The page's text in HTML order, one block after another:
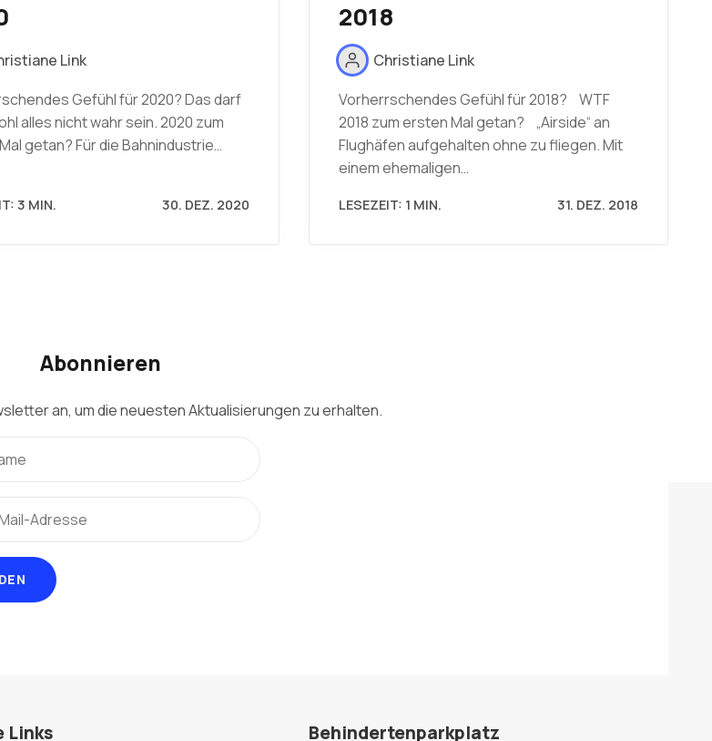
Link
Gefühl für 2020? Das darf
alles nicht wahr sein. 2020 zum
getan? Für die Bahnindustrie…
3 MIN. 30. DEZ. 2020
2018
Christiane Link
Vorherrschendes Gefühl für 2018? WTF
2018 zum ersten Mal getan? „Airside“ an
Flughäfen aufgehalten ohne zu fliegen. Mit
einem ehemaligen…
LESEZEIT: 1 MIN. 31. DEZ. 2018
Abonnieren
an, um die neuesten Aktualisierungen zu erhalten.
Links Behindertenparkplatz